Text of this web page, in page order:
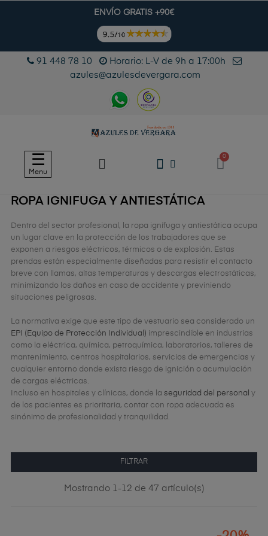
ENVÍO GRATIS +90€
91 448 78 10
Horario: L-V de 9h a 17:00h
azules@azulesdevergara.com
Navegación
de
palanca
☰
Menu
ROPA IGNIFUGA Y ANTIESTÁTICA
Dentro del sector profesional, la ropa ignífuga y antiestática ocupa
un lugar clave en la protección de los trabajadores que se
exponen a riesgos eléctricos, térmicos o de explosión. Estas
prendas están especialmente diseñadas para resistir el contacto
breve con llamas, altas temperaturas y descargas electrostáticas,
minimizando los daños en caso de accidente y previniendo
situaciones peligrosas.
La normativa exige que este tipo de vestuario sea considerado un
EPI (Equipo de Protección Individual) imprescindible en industrias
como la eléctrica, química, petroquímica, laboratorios, talleres de
mantenimiento, centros hospitalarios, servicios de emergencias y
cualquier entorno donde exista riesgo de ignición o acumulación
de cargas eléctricas.
Incluso en hospitales y clínicas, donde la seguridad del personal y
de los pacientes es prioritaria, contar con ropa adecuada es
sinónimo de profesionalidad y tranquilidad.
FILTRAR
Mostrando 1-12 de 47 artículo(s)